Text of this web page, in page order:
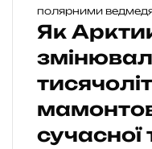
Як
сучасної